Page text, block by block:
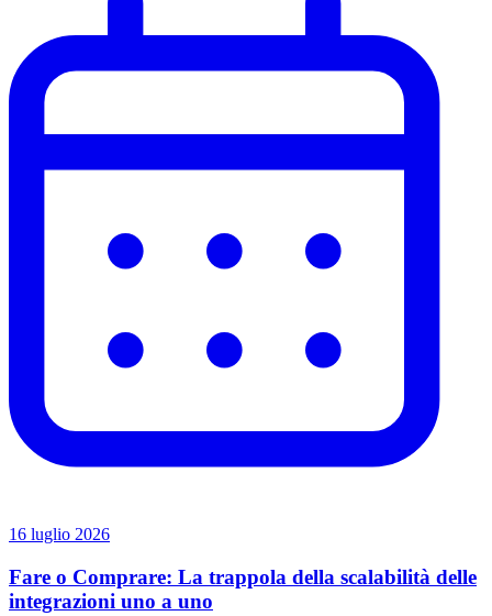
16 luglio 2026
Fare o Comprare: La trappola della scalabilità delle
integrazioni uno a uno